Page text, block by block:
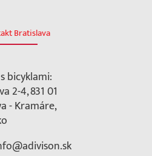
Bratislava
bicyklami:
2-4, 831 01
- Kramáre,